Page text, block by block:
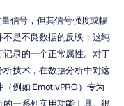
信号，但其信号强度或幅
是不良数据的反映；这纯
录的一个正常属性。对于
技术，在数据分析中对这
例如 EmotivPRO）专为
一系列实用功能工具。很